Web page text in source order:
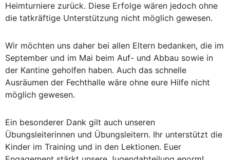
Heimturniere zurück. Diese Erfolge wären jedoch ohne
die tatkräftige Unterstützung nicht möglich gewesen.
Wir möchten uns daher bei allen Eltern bedanken, die im
September und im Mai beim Auf- und Abbau sowie in
der Kantine geholfen haben. Auch das schnelle
Ausräumen der Fechthalle wäre ohne eure Hilfe nicht
möglich gewesen.
Ein besonderer Dank gilt auch unseren
Übungsleiterinnen und Übungsleitern. Ihr unterstützt die
Kinder im Training und in den Lektionen. Euer